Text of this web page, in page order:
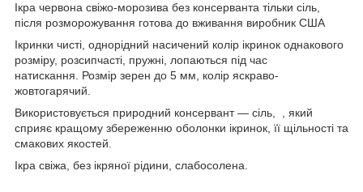
Ікра червона свіжо-морозива без консерванта тільки сіль,
після розморожування готова до вживання виробник США
Ікринки чисті, однорідний насичений колір ікринок однакового
розміру, розсипчасті, пружні, лопаються під час
натискання. Розмір зерен до 5 мм, колір яскраво-
жовтогарячий.
Використовується природний консервант — сіль, , який
сприяє кращому збереженню оболонки ікринок, її щільності та
смакових якостей.
Ікра свіжа, без ікряної рідини, слабосолена.